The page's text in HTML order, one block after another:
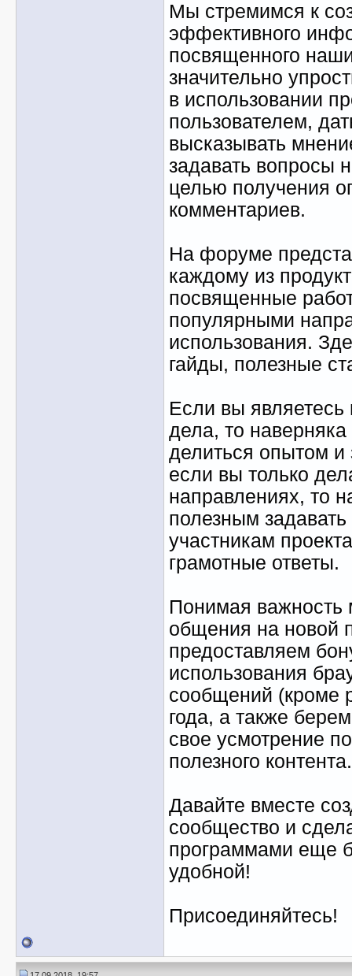
Мы стремимся к
эффективного
посвященного
значительно
в использовании
пользователем,
высказывать
задавать вопросы
целью получения
комментариев.
На форуме
каждому из
посвященные
популярными
использования.
гайды, полезные
Если вы
дела, то
делиться опытом
если вы только
направлениях, то
полезным
участникам
грамотные ответы.
Понимая важность
общения на новой
предоставляем
использования
сообщений (кроме
года, а также
свое усмотрение
полезного контента.
Давайте вместе
сообщество и
программами еще
удобной!
Присоединяйтесь!